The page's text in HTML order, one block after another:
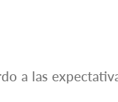
a las